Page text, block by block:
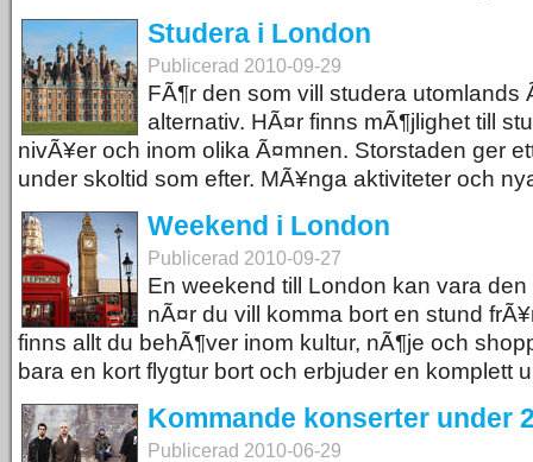
Studera i London
Publicerad 2010-09-29
FÃ¶r den som vill studera utomlands
alternativ. HÃ¤r finns mÃ¶jlighet till
nivÃ¥er och inom olika Ã¤mnen. Storstaden ger
under skoltid som efter. MÃ¥nga aktiviteter och
Weekend i London
Publicerad 2010-09-27
En weekend till London kan vara
nÃ¤r du vill komma bort en stund
finns allt du behÃ¶ver inom kultur, nÃ¶je och
bara en kort flygtur bort och erbjuder en komplett
Kommande konserter under
Publicerad 2010-06-29